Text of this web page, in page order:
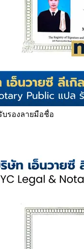
รองลายมือชื่อ